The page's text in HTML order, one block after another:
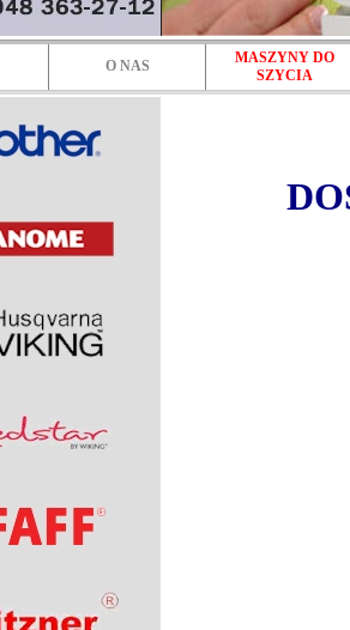
O NAS
MASZYNY DO
SZYCIA